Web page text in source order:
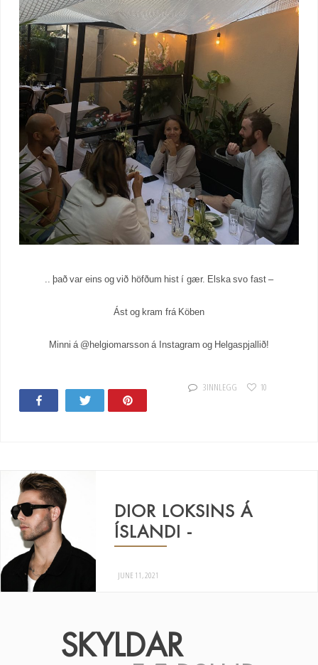
.. það var eins og við höfðum hist í gær. Elska svo fast –
Ást og kram frá Köben
Minni á @helgiomarsson á Instagram og Helgaspjallið!
Tweet
3 INNLEGG 10
DIOR LOKSINS Á
ÍSLANDI -
JUNE 11, 2021
SKYLDAR